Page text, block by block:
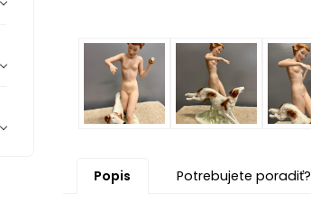
Popis Potrebujete poradiť?